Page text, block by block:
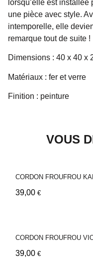
lorsqu’elle est
une pièce avec style.
intemporelle, elle
remarque tout de suite !
Dimensions : 40 x 40 x
Matériaux : fer et verre
Finition : peinture
VOUS
CORDON FROUFROU
39,00 €
CORDON FROUFROU
39,00 €